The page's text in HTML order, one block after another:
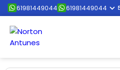
61981449044 61981449044